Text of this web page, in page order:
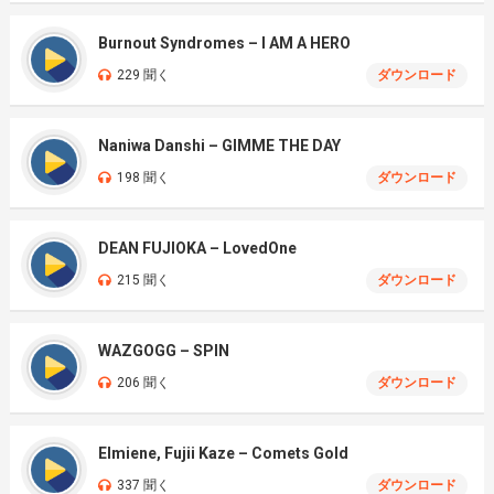
Burnout Syndromes – I AM A HERO
229 聞く ダウンロード
Naniwa Danshi – GIMME THE DAY
198 聞く ダウンロード
DEAN FUJIOKA – LovedOne
215 聞く ダウンロード
WAZGOGG – SPIN
206 聞く ダウンロード
Elmiene, Fujii Kaze – Comets Gold
337 聞く ダウンロード